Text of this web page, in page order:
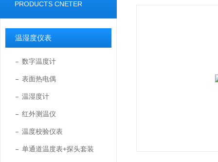
PRODUCTS CNETER
温湿度仪表
数字温度计
表面热电偶
温湿度计
红外测温仪
温度校验仪表
单通道温度表+探头套装